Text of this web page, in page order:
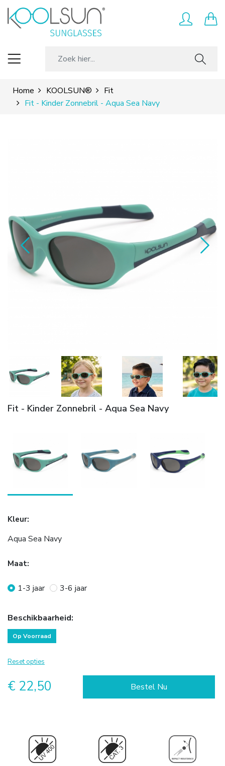
Home KOOLSUN®
Fit
Fit - Kinder Zonnebril - Aqua Sea Navy
Fit - Kinder Zonnebril - Aqua Sea Navy
Kleur:
Aqua Sea Navy
Maat:
1-3 jaar 3-6 jaar
Beschikbaarheid:
Op Voorraad
Reset opties
€ 22,50 Bestel Nu